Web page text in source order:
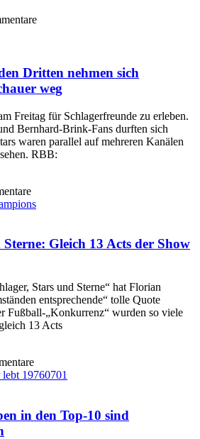
Dritten nehmen sich
weg
Freitag für Schlagerfreunde zu erleben.
Bernhard-Brink-Fans durften sich
waren parallel auf mehreren Kanälen
RBB:
Gleich 13 Acts der Show
Stars und Sterne“ hat Florian
entsprechende“ tolle Quote
Fußball-„Konkurrenz“ wurden so viele
13 Acts
in den Top-10 sind